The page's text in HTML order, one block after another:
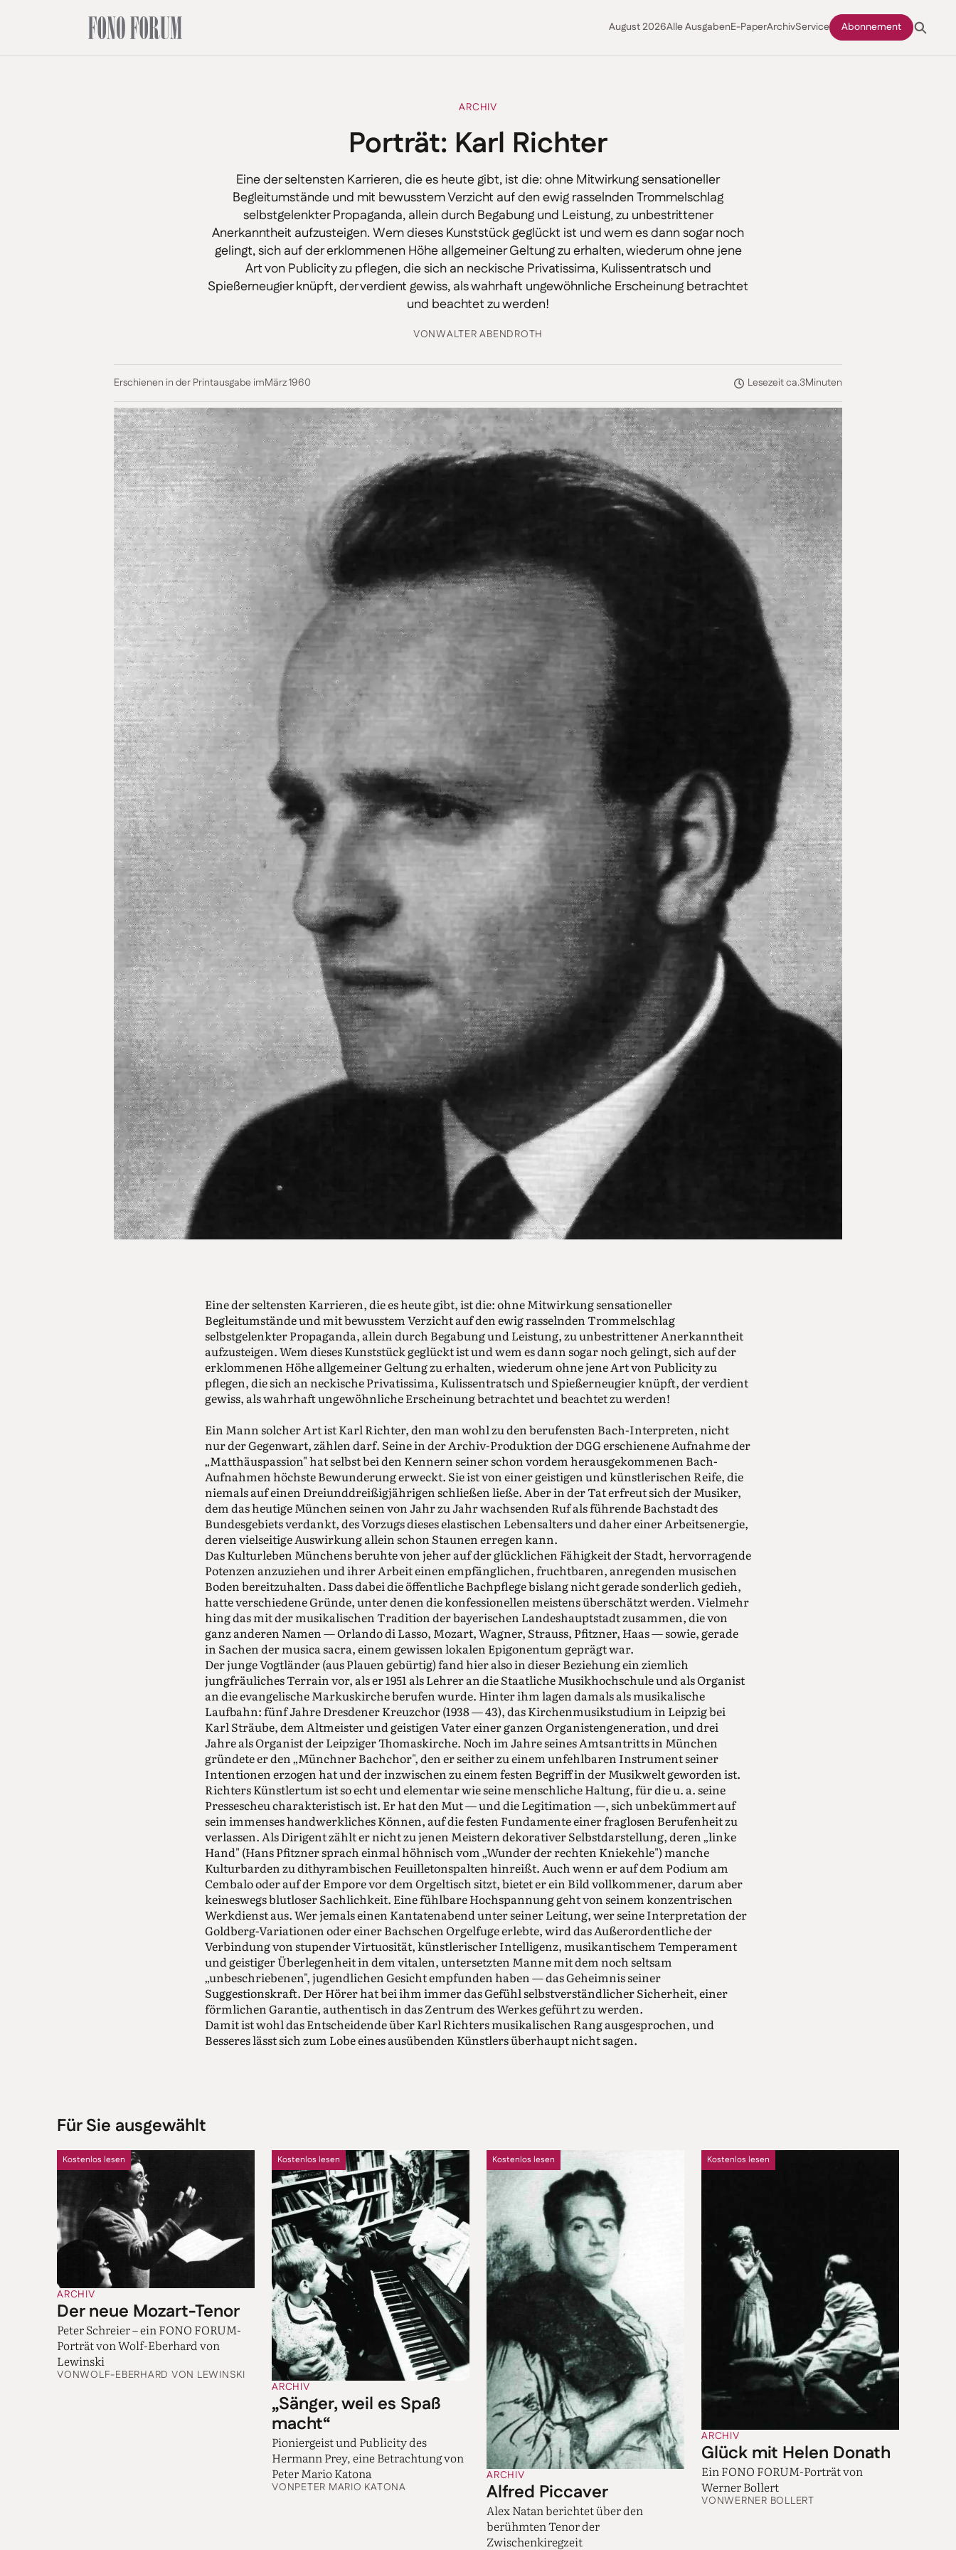
August 2026Alle AusgabenE-PaperArchivService Abonnement
ARCHIV
Porträt: Karl Richter
Eine der seltensten Karrieren, die es heute gibt, ist die: ohne Mitwirkung sensationeller
Begleitumstände und mit bewusstem Verzicht auf den ewig rasselnden Trommelschlag
selbstgelenkter Propaganda, allein durch Begabung und Leistung, zu unbestrittener
Anerkanntheit aufzusteigen. Wem dieses Kunststück geglückt ist und wem es dann sogar noch
gelingt, sich auf der erklommenen Höhe allgemeiner Geltung zu erhalten, wiederum ohne jene
Art von Publicity zu pflegen, die sich an neckische Privatissima, Kulissentratsch und
Spießerneugier knüpft, der verdient gewiss, als wahrhaft ungewöhnliche Erscheinung betrachtet
und beachtet zu werden!
VONWALTER ABENDROTH
Erschienen in der Printausgabe imMärz 1960 Lesezeit ca.3Minuten
Eine der seltensten Karrieren, die es heute gibt, ist die: ohne Mitwirkung sensationeller
Begleitumstände und mit bewusstem Verzicht auf den ewig rasselnden Trommelschlag
selbstgelenkter Propaganda, allein durch Begabung und Leistung, zu unbestrittener Anerkanntheit
aufzusteigen. Wem dieses Kunststück geglückt ist und wem es dann sogar noch gelingt, sich auf der
erklommenen Höhe allgemeiner Geltung zu erhalten, wiederum ohne jene Art von Publicity zu
pflegen, die sich an neckische Privatissima, Kulissentratsch und Spießerneugier knüpft, der verdient
gewiss, als wahrhaft ungewöhnliche Erscheinung betrachtet und beachtet zu werden!
Ein Mann solcher Art ist Karl Richter, den man wohl zu den berufensten Bach-Interpreten, nicht
nur der Gegenwart, zählen darf. Seine in der Archiv-Produktion der DGG erschienene Aufnahme der
„Matthäuspassion" hat selbst bei den Kennern seiner schon vordem herausgekommenen Bach-
Aufnahmen höchste Bewunderung erweckt. Sie ist von einer geistigen und künstlerischen Reife, die
niemals auf einen Dreiunddreißigjährigen schließen ließe. Aber in der Tat erfreut sich der Musiker,
dem das heutige München seinen von Jahr zu Jahr wachsenden Ruf als führende Bachstadt des
Bundesgebiets verdankt, des Vorzugs dieses elastischen Lebensalters und daher einer Arbeitsenergie,
deren vielseitige Auswirkung allein schon Staunen erregen kann.
Das Kulturleben Münchens beruhte von jeher auf der glücklichen Fähigkeit der Stadt, hervorragende
Potenzen anzuziehen und ihrer Arbeit einen empfänglichen, fruchtbaren, anregenden musischen
Boden bereitzuhalten. Dass dabei die öffentliche Bachpflege bislang nicht gerade sonderlich gedieh,
hatte verschiedene Gründe, unter denen die konfessionellen meistens überschätzt werden. Vielmehr
hing das mit der musikalischen Tradition der bayerischen Landeshauptstadt zusammen, die von
ganz anderen Namen — Orlando di Lasso, Mozart, Wagner, Strauss, Pfitzner, Haas — sowie, gerade
in Sachen der musica sacra, einem gewissen lokalen Epigonentum geprägt war.
Der junge Vogtländer (aus Plauen gebürtig) fand hier also in dieser Beziehung ein ziemlich
jungfräuliches Terrain vor, als er 1951 als Lehrer an die Staatliche Musikhochschule und als Organist
an die evangelische Markuskirche berufen wurde. Hinter ihm lagen damals als musikalische
Laufbahn: fünf Jahre Dresdener Kreuzchor (1938 — 43), das Kirchenmusikstudium in Leipzig bei
Karl Sträube, dem Altmeister und geistigen Vater einer ganzen Organistengeneration, und drei
Jahre als Organist der Leipziger Thomaskirche. Noch im Jahre seines Amtsantritts in München
gründete er den „Münchner Bachchor", den er seither zu einem unfehlbaren Instrument seiner
Intentionen erzogen hat und der inzwischen zu einem festen Begriff in der Musikwelt geworden ist.
Richters Künstlertum ist so echt und elementar wie seine menschliche Haltung, für die u. a. seine
Pressescheu charakteristisch ist. Er hat den Mut — und die Legitimation —, sich unbekümmert auf
sein immenses handwerkliches Können, auf die festen Fundamente einer fraglosen Berufenheit zu
verlassen. Als Dirigent zählt er nicht zu jenen Meistern dekorativer Selbstdarstellung, deren „linke
Hand" (Hans Pfitzner sprach einmal höhnisch vom „Wunder der rechten Kniekehle") manche
Kulturbarden zu dithyrambischen Feuilletonspalten hinreißt. Auch wenn er auf dem Podium am
Cembalo oder auf der Empore vor dem Orgeltisch sitzt, bietet er ein Bild vollkommener, darum aber
keineswegs blutloser Sachlichkeit. Eine fühlbare Hochspannung geht von seinem konzentrischen
Werkdienst aus. Wer jemals einen Kantatenabend unter seiner Leitung, wer seine Interpretation der
Goldberg-Variationen oder einer Bachschen Orgelfuge erlebte, wird das Außerordentliche der
Verbindung von stupender Virtuosität, künstlerischer Intelligenz, musikantischem Temperament
und geistiger Überlegenheit in dem vitalen, untersetzten Manne mit dem noch seltsam
„unbeschriebenen", jugendlichen Gesicht empfunden haben — das Geheimnis seiner
Suggestionskraft. Der Hörer hat bei ihm immer das Gefühl selbstverständlicher Sicherheit, einer
förmlichen Garantie, authentisch in das Zentrum des Werkes geführt zu werden.
Damit ist wohl das Entscheidende über Karl Richters musikalischen Rang ausgesprochen, und
Besseres lässt sich zum Lobe eines ausübenden Künstlers überhaupt nicht sagen.
Für Sie ausgewählt
ARCHIV
Der neue Mozart-Tenor
Peter Schreier – ein FONO FORUM-
Porträt von Wolf-Eberhard von
Lewinski
VONWOLF-EBERHARD VON LEWINSKI
Kostenlos lesen
ARCHIV
„Sänger, weil es Spaß
macht“
Pioniergeist und Publicity des
Hermann Prey, eine Betrachtung von
Peter Mario Katona
VONPETER MARIO KATONA
Kostenlos lesen
ARCHIV
Alfred Piccaver
Alex Natan berichtet über den
berühmten Tenor der
Zwischenkiregzeit
Kostenlos lesen
ARCHIV
Glück mit Helen Donath
Ein FONO FORUM-Porträt von
Werner Bollert
VONWERNER BOLLERT
Kostenlos lesen